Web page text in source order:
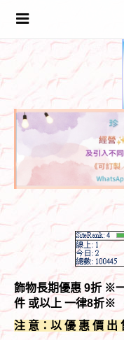
飾物長期優惠 9折 ※
件 或以上 一律8折※
注 意：以 優 惠 價 出
Toggle